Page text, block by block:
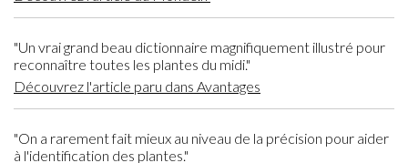
"Un vrai grand beau dictionnaire magnifiquement illustré pour
reconnaître toutes les plantes du midi."
Découvrez l'article paru dans Avantages
"On a rarement fait mieux au niveau de la précision pour aider
à l'identification des plantes."